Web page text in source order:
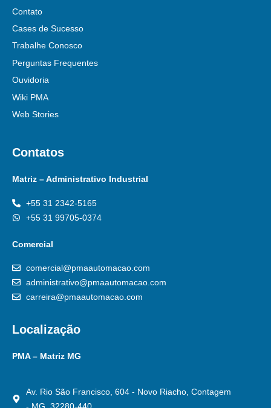
Contato
Cases de Sucesso
Trabalhe Conosco
Perguntas Frequentes
Ouvidoria
Wiki PMA
Web Stories
Contatos
Matriz – Administrativo Industrial
+55 31 2342-5165
+55 31 99705-0374
Comercial
comercial@pmaautomacao.com
administrativo@pmaautomacao.com
carreira@pmaautomacao.com
Localização
PMA – Matriz MG
Av. Rio São Francisco, 604 - Novo Riacho, Contagem